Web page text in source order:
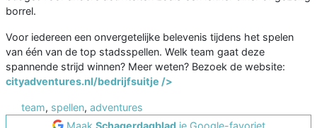
borrel.
Voor iedereen een onvergetelijke belevenis tijdens het spelen
van één van de top stadsspellen. Welk team gaat deze
spannende strijd winnen? Meer weten? Bezoek de website:
cityadventures.nl/bedrijfsuitje />
team, spellen, adventures
Maak Schagerdagbladje Google-favoriet